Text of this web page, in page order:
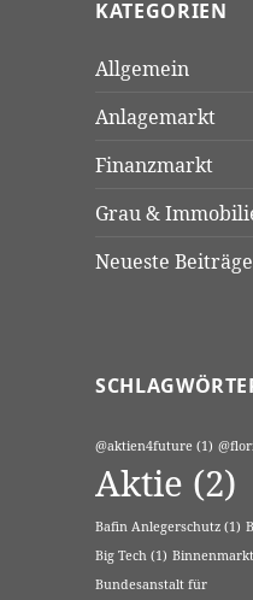
KATEGORIEN
Allgemein
Anlagemarkt
Finanzmarkt
Grau &
Neueste Beiträge
@aktien4future (1)
Aktie (2)
Bafin Anlegerschutz (1)
Big Tech (1)
Bundesanstalt für